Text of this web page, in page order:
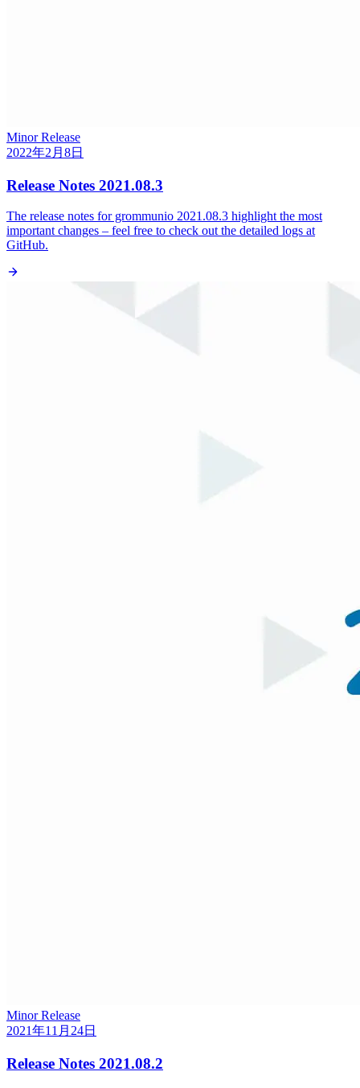
Minor Release
2022年2月8日
Release Notes 2021.08.3
The release notes for grommunio 2021.08.3 highlight the most
important changes – feel free to check out the detailed logs at
GitHub.
Minor Release
2021年11月24日
Release Notes 2021.08.2